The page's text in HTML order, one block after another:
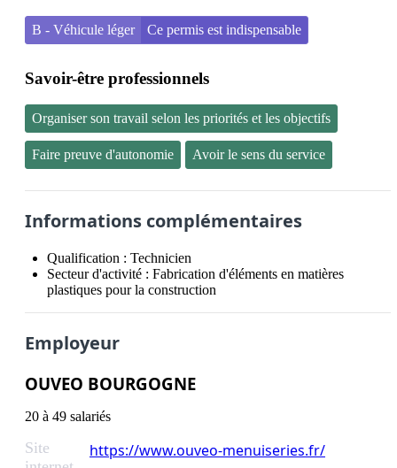
B - Véhicule léger Ce permis est indispensable
Savoir-être professionnels
Organiser son travail selon les priorités et les objectifs
Faire preuve d'autonomie Avoir le sens du service
Informations complémentaires
Qualification : Technicien
Secteur d'activité : Fabrication d'éléments en matières
plastiques pour la construction
Employeur
OUVEO BOURGOGNE
20 à 49 salariés
Site
https://www.ouveo-menuiseries.fr/